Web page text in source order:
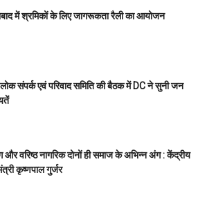
में श्रमिकों के लिए जागरूकता रैली का आयोजन
संपर्क एवं परिवाद समिति की बैठक में DC ने सुनी जन
और वरिष्ठ नागरिक दोनों ही समाज के अभिन्न अंग : केंद्रीय
कृष्णपाल गुर्जर